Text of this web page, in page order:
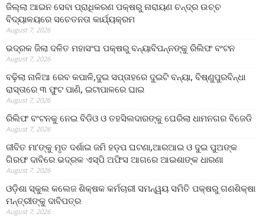
ଜିଲ୍ଲା ଆଇନ ସେବା ପ୍ରାଧିକରଣ ପକ୍ଷରୁ ନାରାୟଣ ଚନ୍ଦ୍ର ଉଚ୍ଚ
ବିଦ୍ୟାଳୟରେ ସଚେତନତା କାର୍ଯ୍ୟକ୍ରମ
August 7, 2026
ଭଦ୍ରକ ଜିଲା ଦଳିତ ମହାସଂଘ ପକ୍ଷରୁ ବନ୍ୟାବିପନ୍ନଙ୍କୁ ରିଲିଫ ବଂଟନ
August 7, 2026
ବଢ଼ିଲା ନାଳିଆ ରେବ କପାଳି,ଦୁଇ ସପ୍ତାହରେ ଦୁଇଟି ବନ୍ୟା, ବିଷ୍ଣୁପୁରବିନ୍ଧା
ରାସ୍ତାରେ ୩ ଫୁଟ ପାଣି, ଇଟାପାଳରେ ଘାଇ
August 7, 2026
ରିଲିଫ ବଂଟନକୁ ନେଇ ବିଡିଓ ଓ ତହସିଲଦାରଙ୍କୁ ଘେରିଲା ଧାମନଗର ବିଜେଡି
August 7, 2026
ଜୀବିତ ମା’ଙ୍କୁ ମୃତ ଦର୍ଶାଇ ଜମି ହଡ଼ପ ଘଟଣା,ଆରଆଇ ଓ ଦୁଇ ପୁଅଙ୍କ
ଗିରଫ ଦାବିରେ ଭଦ୍ରକ ଏସ୍‌ପି ଅଫିସ ଆଗରେ ଆଇଶାଙ୍କ ଧାରଣା
August 7, 2026
ଓଡ଼ିଶା ସ୍କୁଲ କଲେଜ ଶିକ୍ଷକ କର୍ମଚାରୀ ସମନ୍ୱୟ ସମିତି ପକ୍ଷରୁ ଗଣଶିକ୍ଷା
ମନ୍ତ୍ରୀଙ୍କୁ ଦାବିପତ୍ର
August 7, 2026